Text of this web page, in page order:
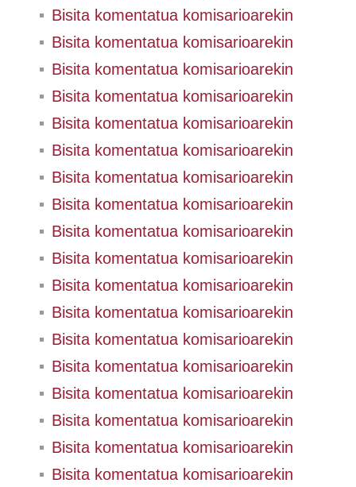
Bisita komentatua komisarioarekin
Bisita komentatua komisarioarekin
Bisita komentatua komisarioarekin
Bisita komentatua komisarioarekin
Bisita komentatua komisarioarekin
Bisita komentatua komisarioarekin
Bisita komentatua komisarioarekin
Bisita komentatua komisarioarekin
Bisita komentatua komisarioarekin
Bisita komentatua komisarioarekin
Bisita komentatua komisarioarekin
Bisita komentatua komisarioarekin
Bisita komentatua komisarioarekin
Bisita komentatua komisarioarekin
Bisita komentatua komisarioarekin
Bisita komentatua komisarioarekin
Bisita komentatua komisarioarekin
Bisita komentatua komisarioarekin